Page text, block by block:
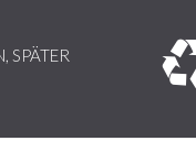
SPÄTER